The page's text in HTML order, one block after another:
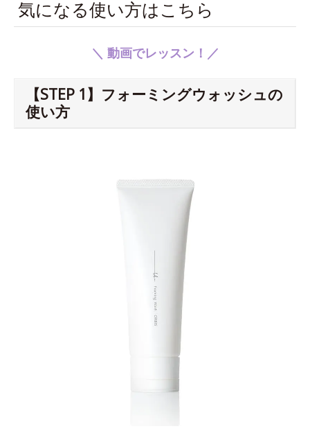
気になる使い方はこちら
＼ 動画でレッスン！／
【STEP 1】フォーミングウォッシュの
使い方